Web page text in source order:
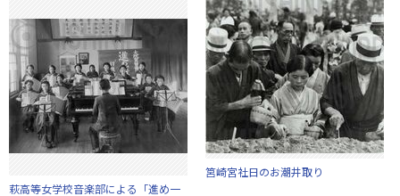
萩高等女学校音楽部による「進め一
筥崎宮社日のお潮井取り